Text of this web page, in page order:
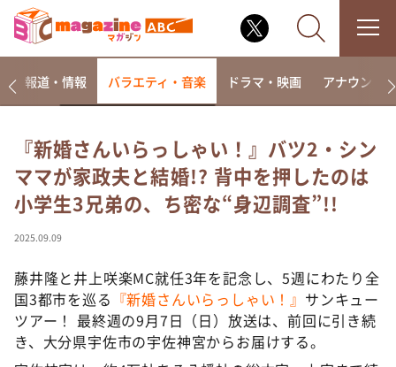
なるみ・岡村の過ぎるTV
相席食堂
これ余談なんですけど・・・
て真剣です
探偵！ナイトスクープ
news おかえり
河合＆A.B.C-Z塚田×福井アナ「なんでやねん！？」
報道・情報 バラエティ・音楽 ドラマ・映画 アナウンサー
『新婚さんいらっしゃい！』バツ2・シン
ママが家政夫と結婚!? 背中を押したのは
小学生3兄弟の、ち密な“身辺調査”!!
2025.09.09
藤井隆と井上咲楽MC就任3年を記念し、5週にわたり全
国3都市を巡る 『新婚さんいらっしゃい！』 サンキュー
ツアー！ 最終週の9月7日（日）放送は、前回に引き続
き、大分県宇佐市の宇佐神宮からお届けする。